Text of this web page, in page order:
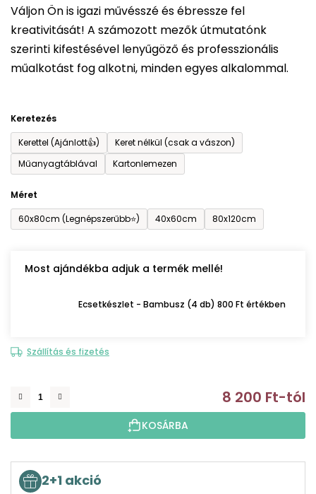
Váljon Ön is igazi művésszé és ébressze fel
kreativitását! A számozott mezők útmutatónk
szerinti kifestésével lenyűgöző és professzionális
műalkotást fog alkotni, minden egyes alkalommal.
Keretezés
Kerettel (Ajánlott👍)
Keret nélkül (csak a vászon)
Műanyagtáblával
Kartonlemezen
Méret
60x80cm (Legnépszerűbb⭐)
40x60cm 80x120cm
Most ajándékba adjuk a termék mellé!
Ecsetkészlet - Bambusz (4 db) 800 Ft értékben
Szállítás és fizetés
8 200 Ft-tól
KOSÁRBA
2+1 akció
ből
0,0
csillag.